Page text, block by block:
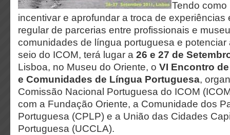
Tendo
incentivar e aprofundar a troca de experiências
regular de parcerias entre profissionais e
comunidades de língua portuguesa e potenciar
seio do ICOM, terá lugar a 26 e 27 de
Lisboa, no Museu do Oriente, o VI Encontro
e Comunidades de Língua Portuguesa,
Comissão Nacional Portuguesa do ICOM
com a Fundação Oriente, a Comunidade dos
Portuguesa (CPLP) e a União das Cidades
Portuguesa (UCCLA).